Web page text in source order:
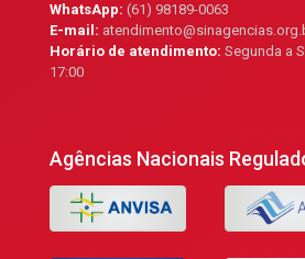
WhatsApp: (61) 98189-0063
E-mail:
Horário de atendimento: Segunda a
17:00
Agências Nacionais